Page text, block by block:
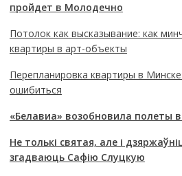
пройдет в Молодечно
Потолок как высказывание: как
квартиры в арт-объекты
Перепланировка квартиры в
ошибиться
«Белавиа» возобновила полеты
Не толькі святая, але і
згадваюць Сафію Слуцкую